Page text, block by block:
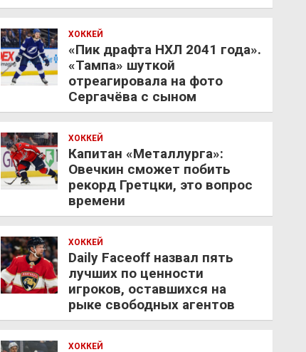
ХОККЕЙ
«Пик драфта НХЛ 2041 года».
«Тампа» шуткой
отреагировала на фото
Сергачёва с сыном
ХОККЕЙ
Капитан «Металлурга»:
Овечкин сможет побить
рекорд Гретцки, это вопрос
времени
ХОККЕЙ
Daily Faceoff назвал пять
лучших по ценности
игроков, оставшихся на
рыке свободных агентов
ХОККЕЙ